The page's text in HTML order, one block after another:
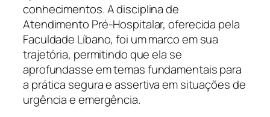
conhecimentos. A disciplina de
Atendimento Pré-Hospitalar, oferecida pela
Faculdade Líbano, foi um marco em sua
trajetória, permitindo que ela se
aprofundasse em temas fundamentais para
a prática segura e assertiva em situações de
urgência e emergência.